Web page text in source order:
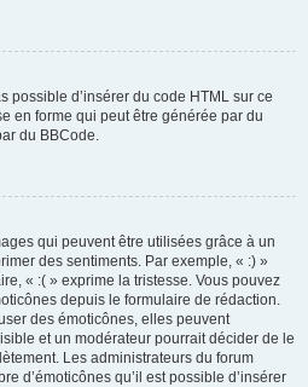
possible d’insérer du code HTML sur ce
en forme qui peut être générée par du
du BBCode.
qui peuvent être utilisées grâce à un
des sentiments. Par exemple, « :) »
« :( » exprime la tristesse. Vous pouvez
depuis le formulaire de rédaction.
des émoticônes, elles peuvent
et un modérateur pourrait décider de le
Les administrateurs du forum
d’émoticônes qu’il est possible d’insérer